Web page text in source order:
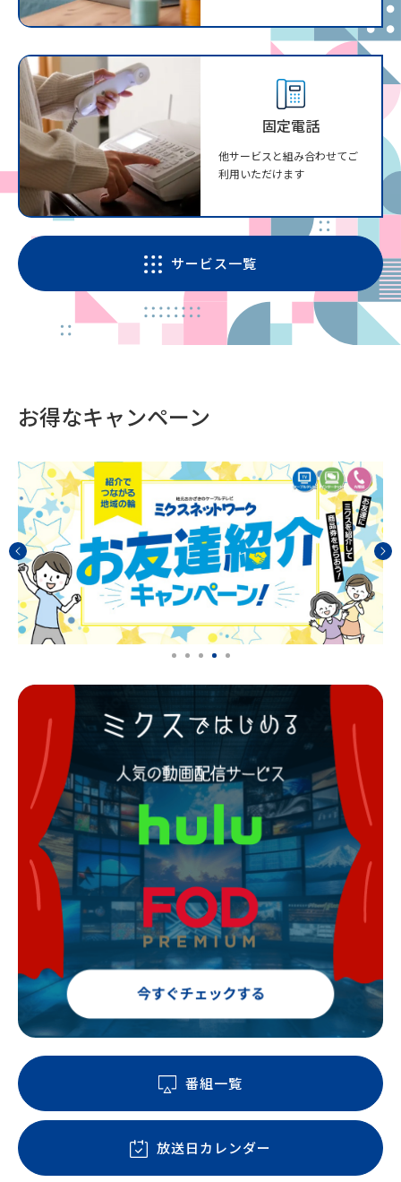
固定電話
他サービスと組み合わせてご
利用いただけます
サービス一覧
お得なキャンペーン
番組一覧
放送日カレンダー